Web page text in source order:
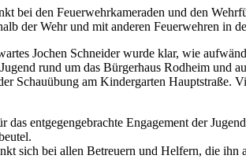
bei den Feuerwehrkameraden und den
der Wehr und mit anderen Feuerwehren in
Jochen Schneider wurde klar, wie
rund um das Bürgerhaus Rodheim und
Schauübung am Kindergarten Hauptstraße.
entgegengebrachte Engagement der
sich bei allen Betreuern und Helfern, die